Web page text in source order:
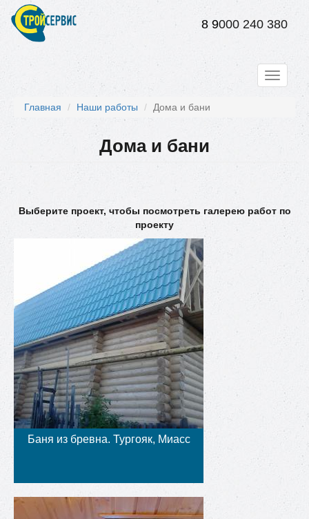
Перейти
основному
8 9000 240 380
Toggle
Главная
Наши работы Дома и бани
Дома и бани
Выберите проект, чтобы посмотреть галерею работ по
проекту
Баня из бревна. Тургояк, Миасс